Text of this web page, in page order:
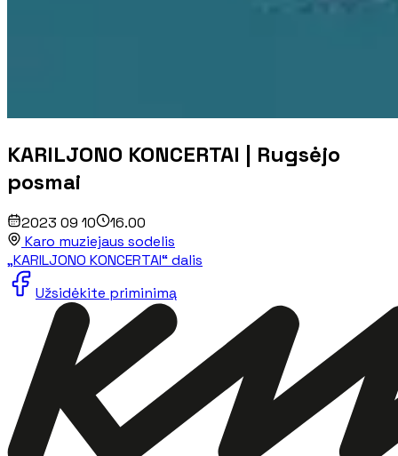
KARILJONO KONCERTAI | Rugsėjo
posmai
2023 09 10
16.00
Karo muziejaus sodelis
„KARILJONO KONCERTAI“ dalis
Užsidėkite priminimą